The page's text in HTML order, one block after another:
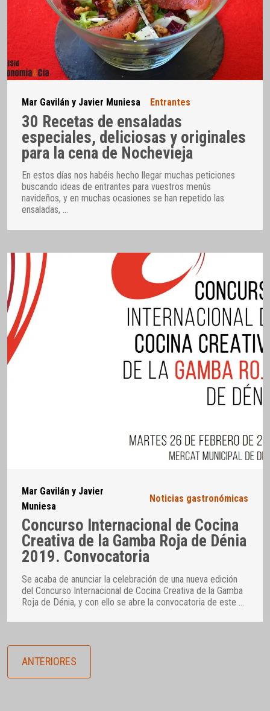
Mar Gavilán y Javier Muniesa Entrantes
30 Recetas de ensaladas
especiales, deliciosas y originales
para la cena de Nochevieja
En estos días nos habéis hecho llegar muchas peticiones
buscando ideas de entrantes para vuestros menús
navideños, y en muchas ocasiones se han repetido las
ensaladas, …
Mar Gavilán y Javier
Muniesa
Noticias gastronómicas
Concurso Internacional de Cocina
Creativa de la Gamba Roja de Dénia
2019. Convocatoria
Se acaba de anunciar la celebración de una nueva edición
del Concurso Internacional de Cocina Creativa de la Gamba
Roja de Dénia, y con ello se abre la convocatoria de este
ANTERIORES